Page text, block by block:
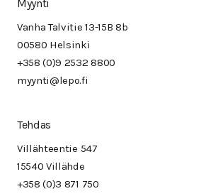
Myynti
Vanha Talvitie 13-15B 8b
00580 Helsinki
+358 (0)9 2532 8800
myynti@lepo.fi
Tehdas
Villähteentie 547
15540 Villähde
+358 (0)3 871 750